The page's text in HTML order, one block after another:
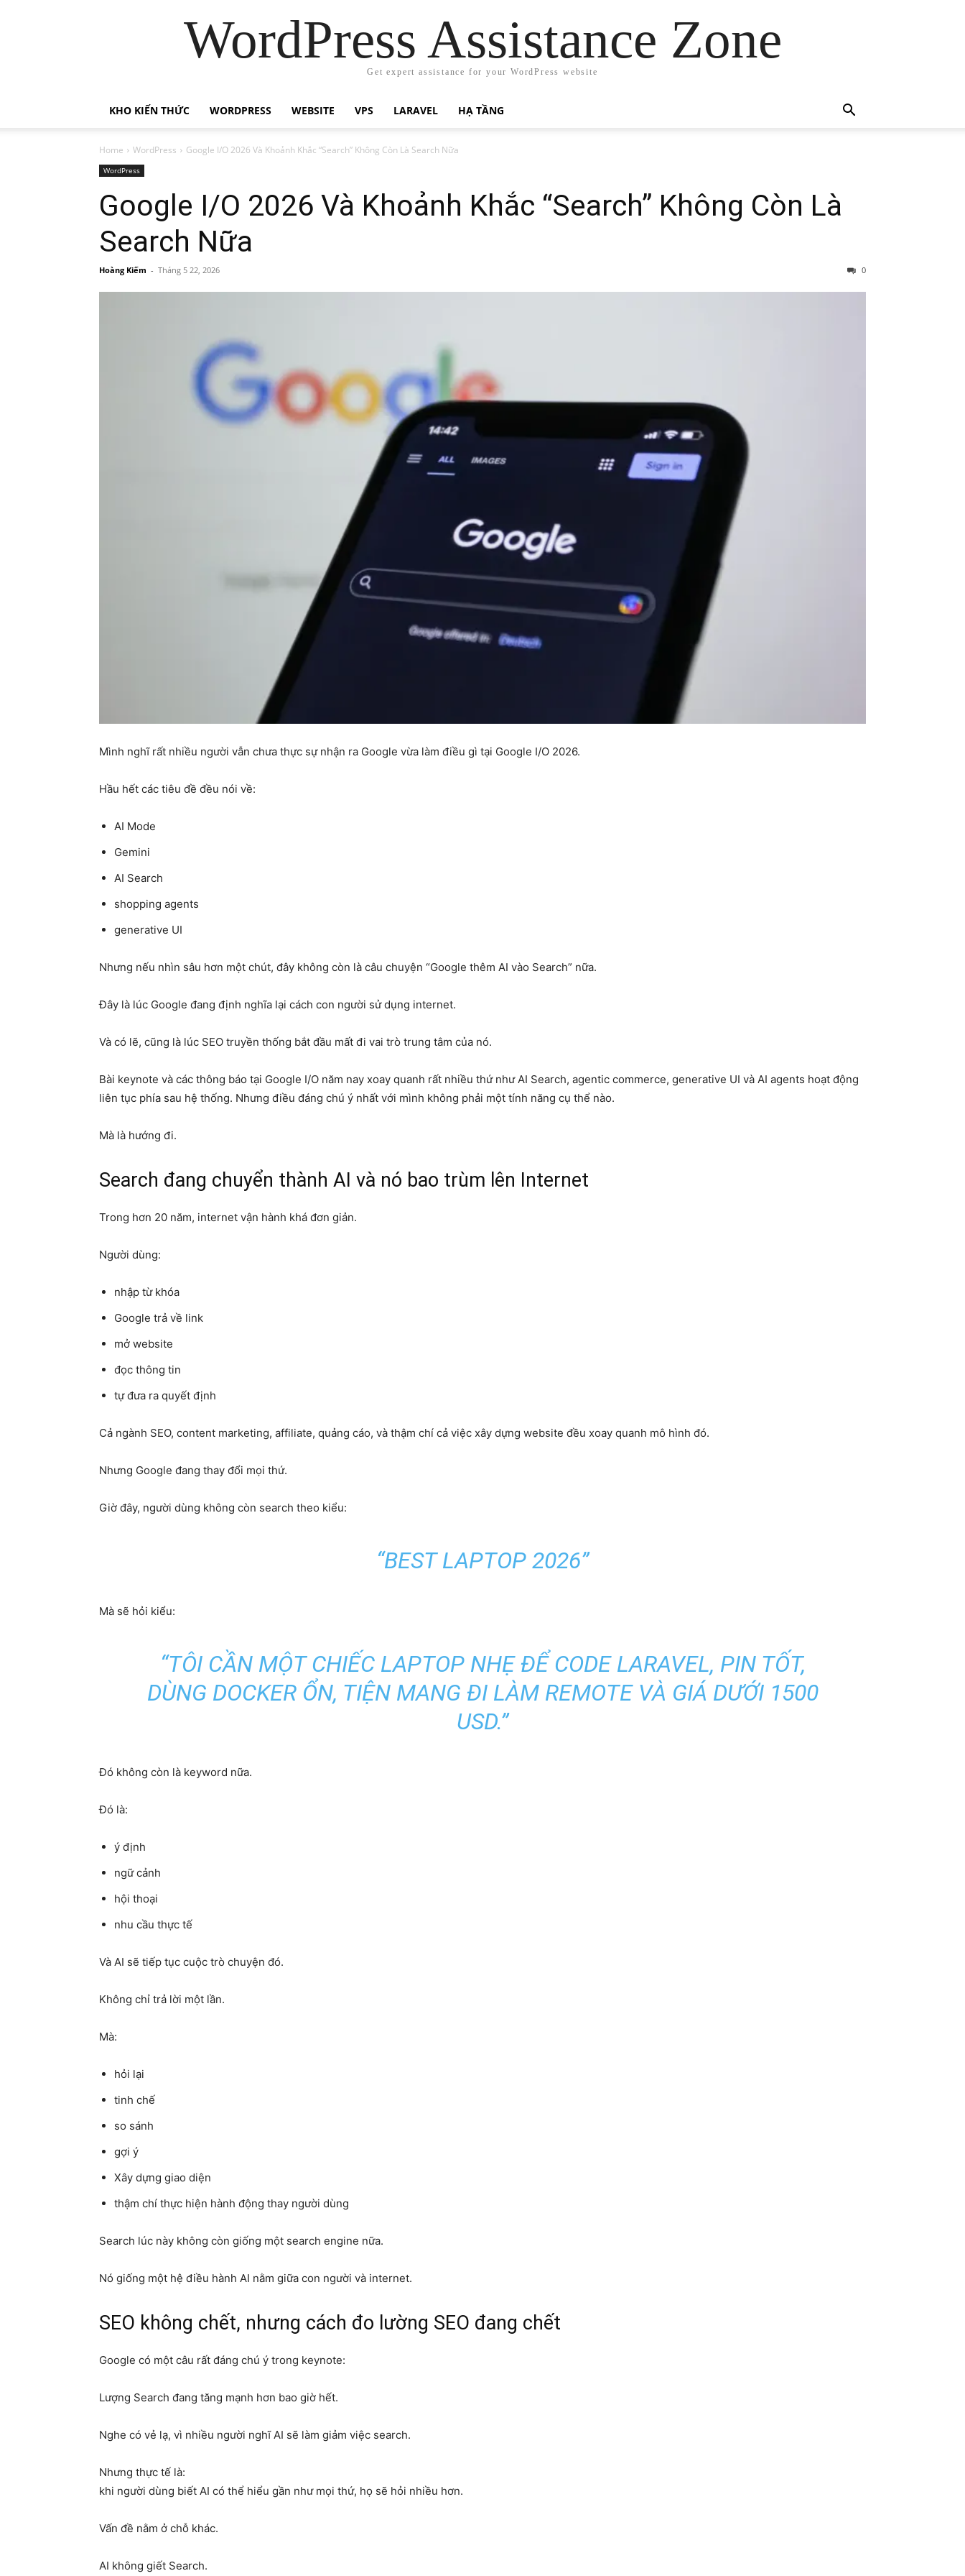
WordPress Assistance Zone
Get expert assistance for your WordPress website
KHO KIẾN THỨC WORDPRESS WEBSITE VPS LARAVEL HẠ TẦNG
Home WordPress Google I/O 2026 Và Khoảnh Khắc “Search” Không Còn Là Search Nữa
WordPress
Google I/O 2026 Và Khoảnh Khắc “Search” Không Còn Là
Search Nữa
Hoàng Kiếm - Tháng 5 22, 2026 0
Mình nghĩ rất nhiều người vẫn chưa thực sự nhận ra Google vừa làm điều gì tại Google I/O 2026.
Hầu hết các tiêu đề đều nói về:
AI Mode
Gemini
AI Search
shopping agents
generative UI
Nhưng nếu nhìn sâu hơn một chút, đây không còn là câu chuyện “Google thêm AI vào Search” nữa.
Đây là lúc Google đang định nghĩa lại cách con người sử dụng internet.
Và có lẽ, cũng là lúc SEO truyền thống bắt đầu mất đi vai trò trung tâm của nó.
Bài keynote và các thông báo tại Google I/O năm nay xoay quanh rất nhiều thứ như AI Search, agentic commerce, generative UI và AI agents hoạt động
liên tục phía sau hệ thống. Nhưng điều đáng chú ý nhất với mình không phải một tính năng cụ thể nào.
Mà là hướng đi.
Search đang chuyển thành AI và nó bao trùm lên Internet
Trong hơn 20 năm, internet vận hành khá đơn giản.
Người dùng:
nhập từ khóa
Google trả về link
mở website
đọc thông tin
tự đưa ra quyết định
Cả ngành SEO, content marketing, affiliate, quảng cáo, và thậm chí cả việc xây dựng website đều xoay quanh mô hình đó.
Nhưng Google đang thay đổi mọi thứ.
Giờ đây, người dùng không còn search theo kiểu:
“BEST LAPTOP 2026”
Mà sẽ hỏi kiểu:
“TÔI CẦN MỘT CHIẾC LAPTOP NHẸ ĐỂ CODE LARAVEL, PIN TỐT,
DÙNG DOCKER ỔN, TIỆN MANG ĐI LÀM REMOTE VÀ GIÁ DƯỚI 1500
USD.”
Đó không còn là keyword nữa.
Đó là:
ý định
ngữ cảnh
hội thoại
nhu cầu thực tế
Và AI sẽ tiếp tục cuộc trò chuyện đó.
Không chỉ trả lời một lần.
Mà:
hỏi lại
tinh chế
so sánh
gợi ý
Xây dựng giao diện
thậm chí thực hiện hành động thay người dùng
Search lúc này không còn giống một search engine nữa.
Nó giống một hệ điều hành AI nằm giữa con người và internet.
SEO không chết, nhưng cách đo lường SEO đang chết
Google có một câu rất đáng chú ý trong keynote:
Lượng Search đang tăng mạnh hơn bao giờ hết.
Nghe có vẻ lạ, vì nhiều người nghĩ AI sẽ làm giảm việc search.
Nhưng thực tế là:
khi người dùng biết AI có thể hiểu gần như mọi thứ, họ sẽ hỏi nhiều hơn.
Vấn đề nằm ở chỗ khác.
AI không giết Search.